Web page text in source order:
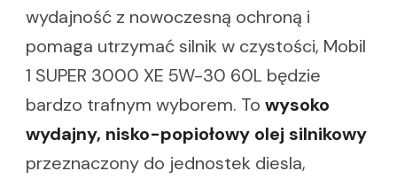
wydajność z nowoczesną ochroną i
pomaga utrzymać silnik w czystości, Mobil
1 SUPER 3000 XE 5W-30 60L będzie
bardzo trafnym wyborem. To wysoko
wydajny, nisko-popiołowy olej silnikowy
przeznaczony do jednostek diesla,